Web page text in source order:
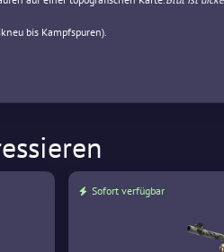
bis Kampfspuren).
Sofort verfügbar